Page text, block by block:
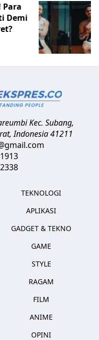
Para
Demi
Kec. Subang,
,Indonesia41211
TEKNOLOGI
APLIKASI
GADGET & TEKNO
GAME
STYLE
RAGAM
FILM
ANIME
OPINI